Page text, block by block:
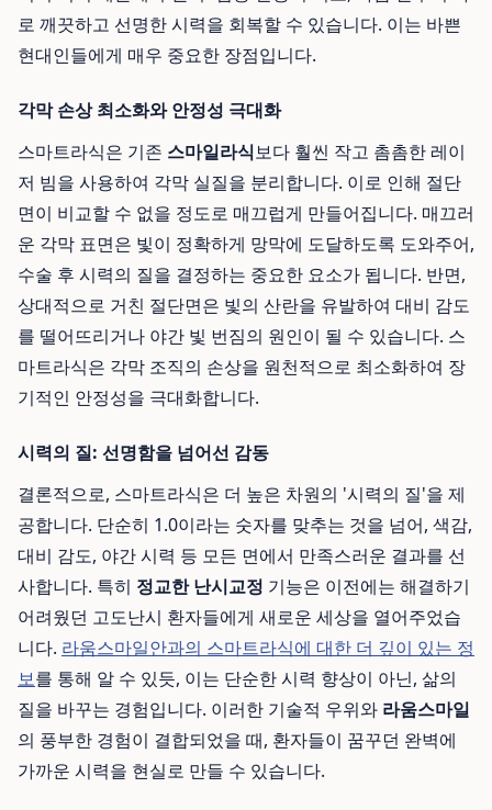
로 깨끗하고 선명한 시력을 회복할 수 있습니다. 이는 바쁜
현대인들에게 매우 중요한 장점입니다.
각막 손상 최소화와 안정성 극대화
스마트라식은 기존 스마일라식보다 훨씬 작고 촘촘한 레이
저 빔을 사용하여 각막 실질을 분리합니다. 이로 인해 절단
면이 비교할 수 없을 정도로 매끄럽게 만들어집니다. 매끄러
운 각막 표면은 빛이 정확하게 망막에 도달하도록 도와주어,
수술 후 시력의 질을 결정하는 중요한 요소가 됩니다. 반면,
상대적으로 거친 절단면은 빛의 산란을 유발하여 대비 감도
를 떨어뜨리거나 야간 빛 번짐의 원인이 될 수 있습니다. 스
마트라식은 각막 조직의 손상을 원천적으로 최소화하여 장
기적인 안정성을 극대화합니다.
시력의 질: 선명함을 넘어선 감동
결론적으로, 스마트라식은 더 높은 차원의 '시력의 질'을 제
공합니다. 단순히 1.0이라는 숫자를 맞추는 것을 넘어, 색감,
대비 감도, 야간 시력 등 모든 면에서 만족스러운 결과를 선
사합니다. 특히 정교한 난시교정 기능은 이전에는 해결하기
어려웠던 고도난시 환자들에게 새로운 세상을 열어주었습
니다. 라움스마일안과의 스마트라식에 대한 더 깊이 있는 정
보를 통해 알 수 있듯, 이는 단순한 시력 향상이 아닌, 삶의
질을 바꾸는 경험입니다. 이러한 기술적 우위와 라움스마일
의 풍부한 경험이 결합되었을 때, 환자들이 꿈꾸던 완벽에
가까운 시력을 현실로 만들 수 있습니다.